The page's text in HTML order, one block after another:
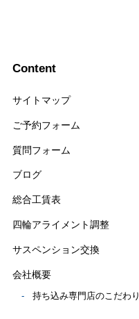
Content
サイトマップ
ご予約フォーム
質問フォーム
ブログ
総合工賃表
四輪アライメント調整
サスペンション交換
会社概要
持ち込み専門店のこだわり